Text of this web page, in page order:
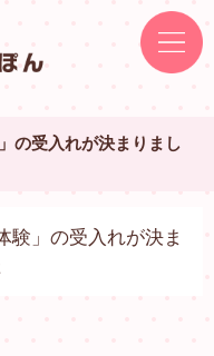
の受入れが決まりまし
験」の受入れが決ま